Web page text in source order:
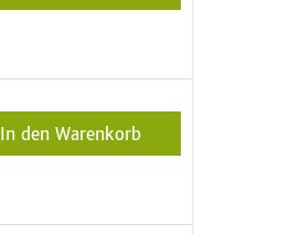
In den Warenkorb